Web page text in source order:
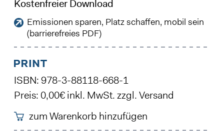
Kostenfreier Download
Emissionen sparen, Platz schaffen, mobil sein
(barrierefreies PDF)
ISBN: 978-3-88118-668-1
Preis: 0,00€ inkl. MwSt. zzgl. Versand
zum Warenkorb hinzufügen